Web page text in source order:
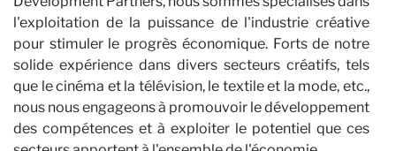
l'exploitation de la puissance de l'industrie créative
pour stimuler le progrès économique. Forts de notre
solide expérience dans divers secteurs créatifs, tels
que le cinéma et la télévision, le textile et la mode, etc.,
nous nous engageons à promouvoir le développement
des compétences et à exploiter le potentiel que ces
Nom de famille
E-mail
J'ai lu et j'accepte la Politique de confidentialité*